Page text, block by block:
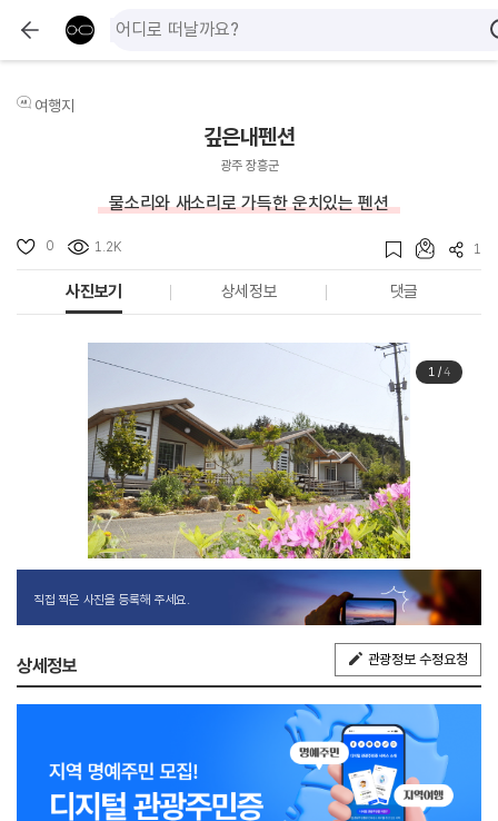
여행지
깊은내펜션
광주 장흥군
물소리와 새소리로 가득한 운치있는 펜션
0 1.2K 1
사진보기 상세정보 댓글
1/4
직접 찍은 사진을 등록해 주세요.
상세정보 관광정보 수정요청